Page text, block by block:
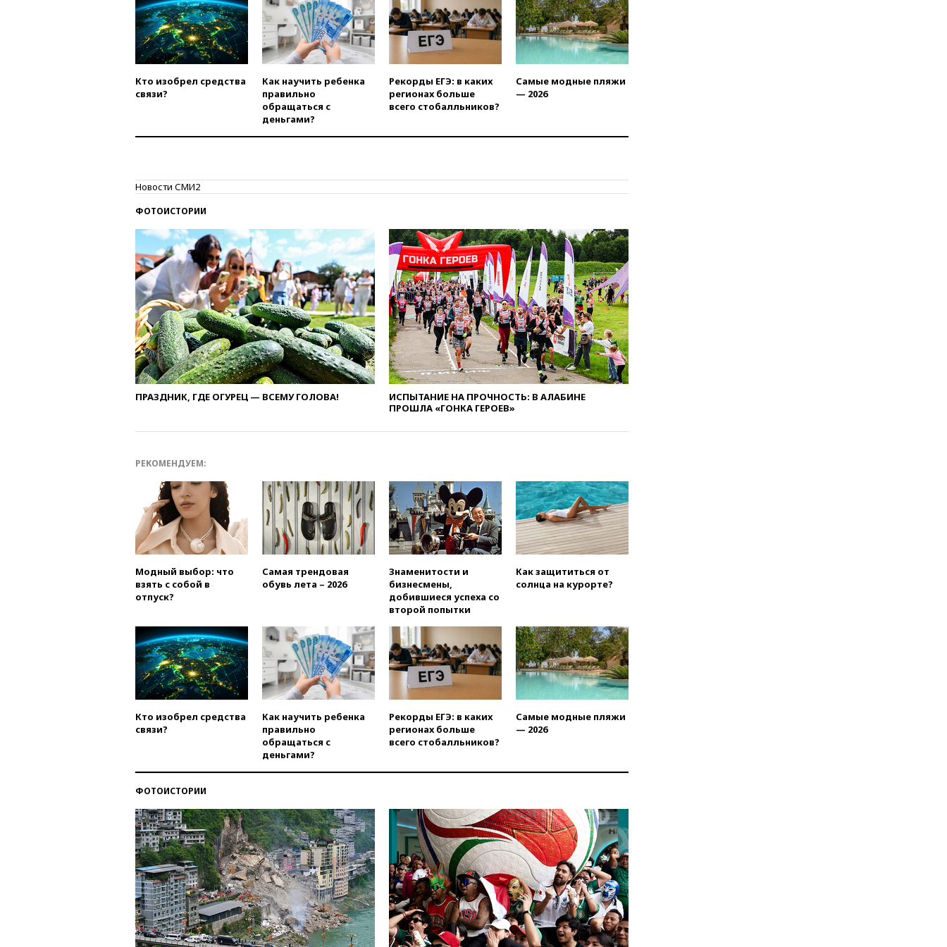
вчера, 21:25Руслан Терновой
выиграл золото чемпионата
Европы в прыжках с 10-
метровой вышки
вчера, 21:10
обращений о прекращении
концессии строительства ж/д
в Армении
вчера, 21:00В России вновь
вчера, 20:45Матвиенко:
россиянам могут
вчера, 20:35ПВО за день
сбила еще 281 украинский
беспилотник над Россией
вчера, 20:27 Ямпольская
призвала оптимизировать
олимпиады для поступления в
вузы
вчера, 20:15Минтранс
предложил оплачивать
защиту дорог от БПЛА из
средств на ремонт
вчера, 20:00
официальным визитом
отмене ЕГЭ
вчера, 19:50Аэропорты Сочи и
Ярославля приостановили
работу
вчера, 19:35WP: Трамп
республиканцев поддержать
Вэнса на выборах 2028 года
в РФ превысило максимум
2022 года
вчера, 19:15Жуковский и
аэропорт Геленджика
возобновили работу
порядок присвоения воинских
званий добровольцам
аэропорту Геленджика
введены ограничения
вчера, 18:21Зюганов
присоединился к критике
«Яблока»
вчера, 18:15Четыре человека
пострадали при атаках ВСУ на
Белгородскую область
вчера, 18:00Совет мира
Кто изобрел средства
связи?
Как научить ребенка
правильно
обращаться с
деньгами?
Рекорды ЕГЭ: в каких
регионах больше
всего стобалльников?
Самые модные пляжи
— 2026
Новости СМИ2
ФОТОИСТОРИИ
ПРАЗДНИК, ГДЕ ОГУРЕЦ — ВСЕМУ ГОЛОВА!
ИСПЫТАНИЕ НА ПРОЧНОСТЬ: В АЛАБИНЕ
ПРОШЛА «ГОНКА ГЕРОЕВ»
РЕКОМЕНДУЕМ:
Модный выбор: что
взять с собой в
отпуск?
Самая трендовая
обувь лета – 2026
Знаменитости и
бизнесмены,
добившиеся успеха со
второй попытки
Как защититься от
солнца на курорте?
Кто изобрел средства
связи?
Как научить ребенка
правильно
обращаться с
деньгами?
Рекорды ЕГЭ: в каких
регионах больше
всего стобалльников?
Самые модные пляжи
— 2026
ФОТОИСТОРИИ